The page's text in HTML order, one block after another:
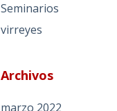
Seminarios
virreyes
Archivos
marzo 2022